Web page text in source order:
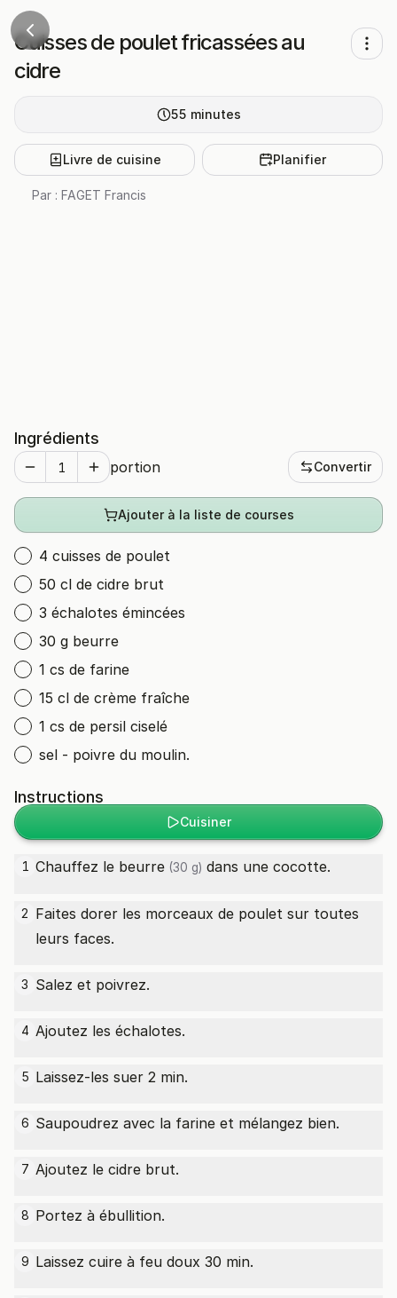
Cuisses de poulet fricassées au
cidre
55 minutes
Livre de cuisine Planifier
Par : FAGET Francis
Ingrédients
portion Convertir
Ajouter à la liste de courses
4 cuisses de poulet
50 cl de cidre brut
3 échalotes émincées
30 g beurre
1 cs de farine
15 cl de crème fraîche
1 cs de persil ciselé
sel - poivre du moulin.
Instructions
Cuisiner
1 Chauffez le beurre (30 g) dans une cocotte.
2 Faites dorer les morceaux de poulet sur toutes
leurs faces.
3 Salez et poivrez.
4 Ajoutez les échalotes.
5 Laissez-les suer 2 min.
6 Saupoudrez avec la farine et mélangez bien.
7 Ajoutez le cidre brut.
8 Portez à ébullition.
9 Laissez cuire à feu doux 30 min.